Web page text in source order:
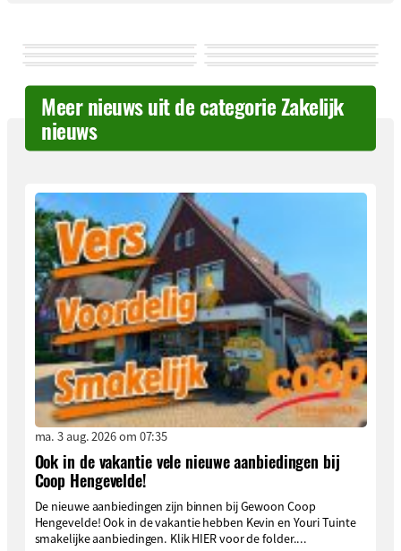
Meer nieuws uit de categorie Zakelijk
nieuws
ma. 3 aug. 2026 om 07:35
Ook in de vakantie vele nieuwe aanbiedingen bij
Coop Hengevelde!
De nieuwe aanbiedingen zijn binnen bij Gewoon Coop
Hengevelde! Ook in de vakantie hebben Kevin en Youri Tuinte
smakelijke aanbiedingen. Klik HIER voor de folder....